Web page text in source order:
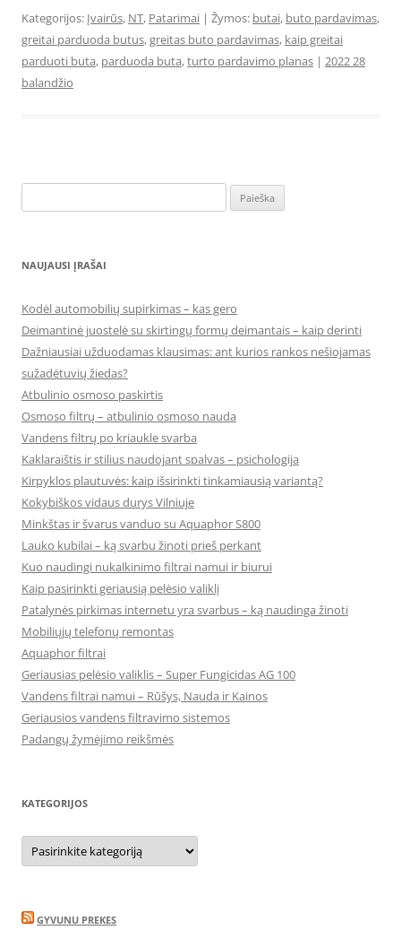
Kategorijos: Įvairūs, NT, Patarimai | Žymos: butai, buto pardavimas,
greitai parduoda butus,greitas buto pardavimas, kaip greitai
parduoti buta, parduoda buta,turto pardavimo planas | 2022 28
balandžio
NAUJAUSI ĮRAŠAI
Kodėl automobilių supirkimas – kas gero
Deimantinė juostelė su skirtingų formų deimantais – kaip derinti
Dažniausiai užduodamas klausimas: ant kurios rankos nešiojamas
sužadėtuvių žiedas?
Atbulinio osmoso paskirtis
Osmoso filtrų – atbulinio osmoso nauda
Vandens filtrų po kriaukle svarba
Kaklaraištis ir stilius naudojant spalvas – psichologija
Kirpyklos plautuvės: kaip išsirinkti tinkamiausią variantą?
Kokybiškos vidaus durys Vilniuje
Minkštas ir švarus vanduo su Aquaphor S800
Lauko kubilai – ką svarbu žinoti prieš perkant
Kuo naudingi nukalkinimo filtrai namui ir biurui
Kaip pasirinkti geriausią pelėsio valiklį
Patalynės pirkimas internetu yra svarbus – ką naudinga žinoti
Mobiliųjų telefonų remontas
Aquaphor filtrai
Geriausias pelėsio valiklis – Super Fungicidas AG 100
Vandens filtrai namui – Rūšys, Nauda ir Kainos
Geriausios vandens filtravimo sistemos
Padangų žymėjimo reikšmės
KATEGORIJOS
Kategorijos
GYVUNU PREKES